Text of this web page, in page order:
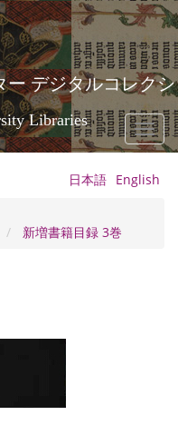
ー デジタルコレクシ
Libraries
Toggle
日本語 English
新増書籍目録 3巻